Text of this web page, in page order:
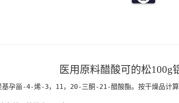
医用原料醋酸可的松100g
基孕甾-4-烯-3，11，20-三酮-21-醋酸酯。按干燥品计算